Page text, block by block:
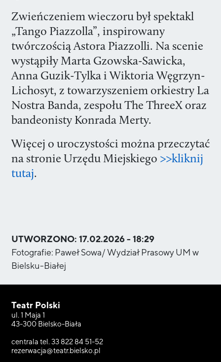
Zwieńczeniem wieczoru był spektakl
„Tango Piazzolla”, inspirowany
twórczością Astora Piazzolli. Na scenie
wystąpiły Marta Gzowska-Sawicka,
Anna Guzik-Tylka i Wiktoria Węgrzyn-
Lichosyt, z towarzyszeniem orkiestry La
Nostra Banda, zespołu The ThreeX oraz
bandeonisty Konrada Merty.
Więcej o uroczystości można przeczytać
na stronie Urzędu Miejskiego >>kliknij
tutaj.
UTWORZONO: 17.02.2026 - 18:29
Fotografie: Paweł Sowa/ Wydział Prasowy UM w
Bielsku-Białej
Teatr Polski
ul. 1 Maja 1
43-300 Bielsko-Biała
centrala tel. 33 822 84 51-52
rezerwacja@teatr.bielsko.pl